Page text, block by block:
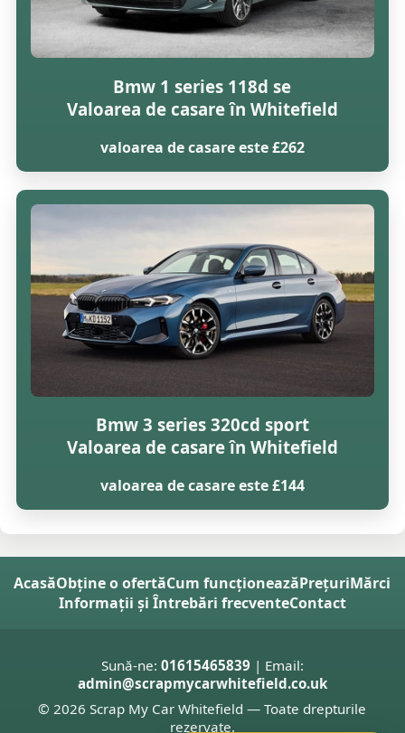
Bmw 1 series 118d se
Valoarea de casare în Whitefield
valoarea de casare este £262
Bmw 3 series 320cd sport
Valoarea de casare în Whitefield
valoarea de casare este £144
AcasăObține o ofertăCum funcționeazăPrețuriMărci
Informații și Întrebări frecventeContact
Sună-ne: 01615465839 | Email:
admin@scrapmycarwhitefield.co.uk
© 2026 Scrap My Car Whitefield — Toate drepturile
rezervate.